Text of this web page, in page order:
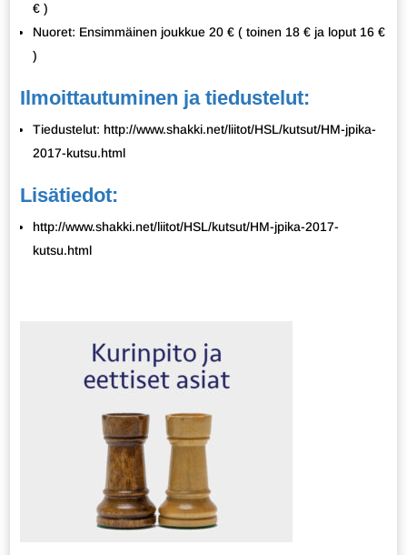
€ )
Nuoret: Ensimmäinen joukkue 20 € ( toinen 18 € ja loput 16 €
)
Ilmoittautuminen ja tiedustelut:
Tiedustelut: http://www.shakki.net/liitot/HSL/kutsut/HM-jpika-
2017-kutsu.html
Lisätiedot:
http://www.shakki.net/liitot/HSL/kutsut/HM-jpika-2017-
kutsu.html